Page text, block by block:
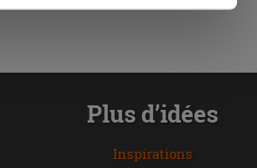
Plus d’idées
Inspirations